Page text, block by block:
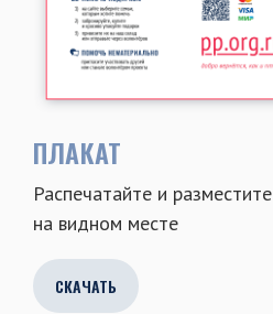
ПЛАКАТ
Распечатайте и разместите
на видном месте
СКАЧАТЬ